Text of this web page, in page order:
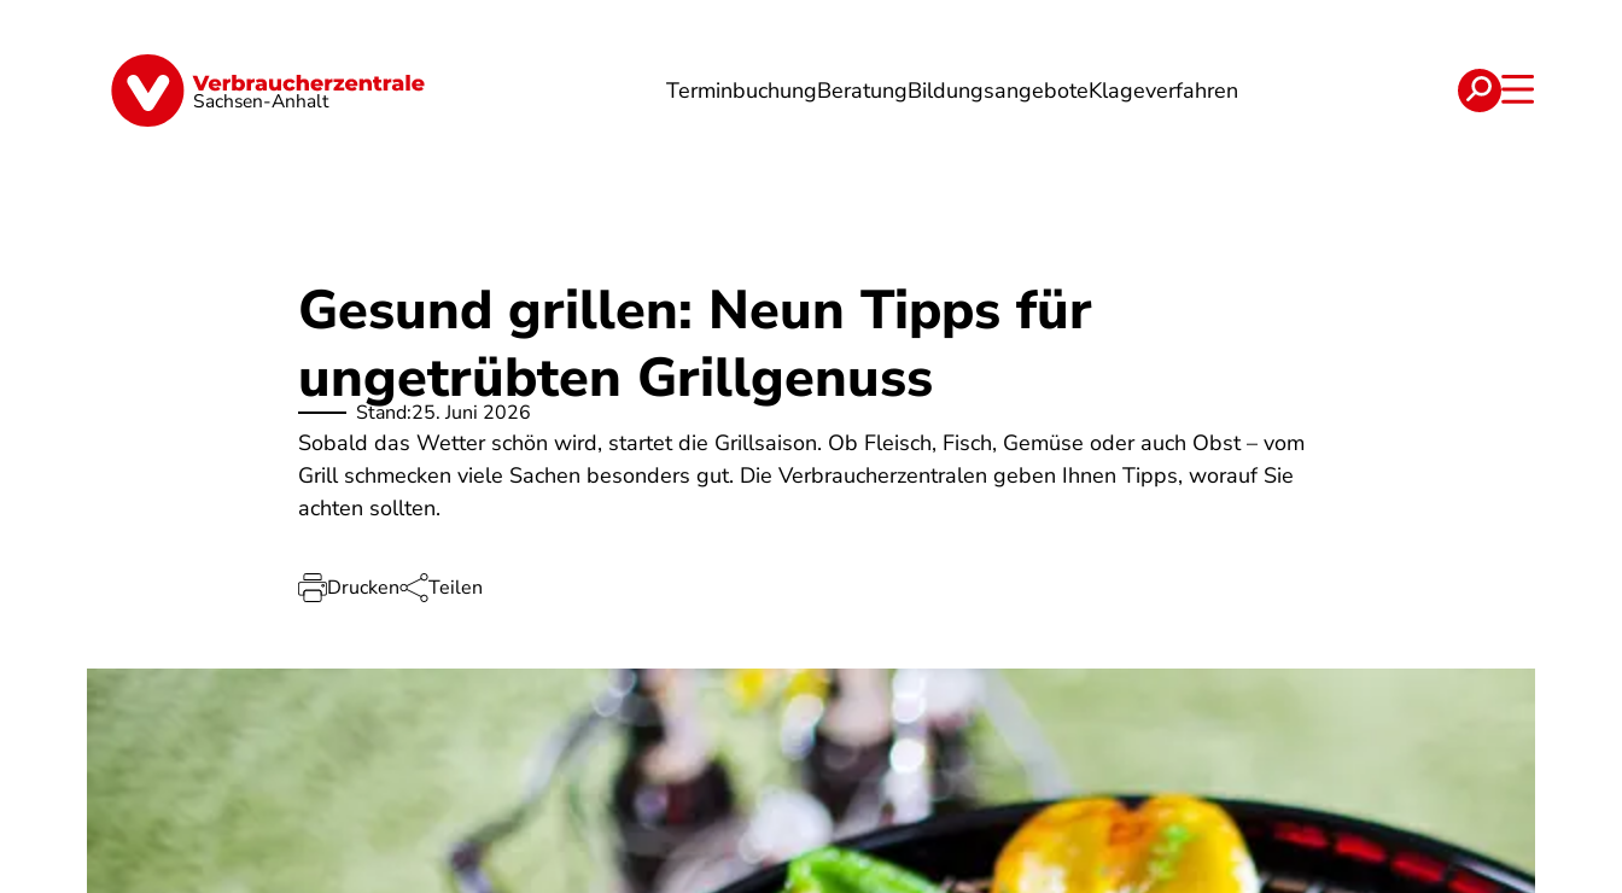
Sachsen-Anhalt TerminbuchungBeratungBildungsangeboteKlageverfahren
Finanzen Digitales Lebensmittel Gesundheit Energie Reise Verträge
Gesund grillen: Neun Tipps für
ungetrübten Grillgenuss
Stand:25. Juni 2026
Sobald das Wetter schön wird, startet die Grillsaison. Ob Fleisch, Fisch, Gemüse oder auch Obst – vom
Grill schmecken viele Sachen besonders gut. Die Verbraucherzentralen geben Ihnen Tipps, worauf Sie
achten sollten.
Drucken Teilen